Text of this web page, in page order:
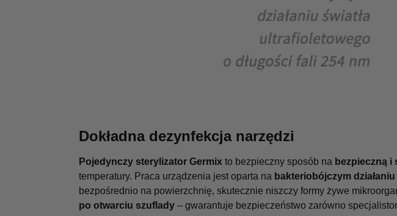
Dokładna dezynfekcja narzędzi
Pojedynczy sterylizator Germixto bezpieczny sposób na bezpieczną i
temperatury. Praca urządzenia jest oparta na bakteriobójczym
bezpośrednio na powierzchnię, skutecznie niszczy formy żywe
po otwarciu szuflady– gwarantuje bezpieczeństwo zarówno